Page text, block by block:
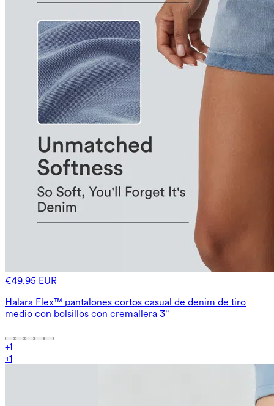
€49,95 EUR
Halara Flex™ pantalones cortos casual de denim de tiro
medio con bolsillos con cremallera 3''
+1
+1